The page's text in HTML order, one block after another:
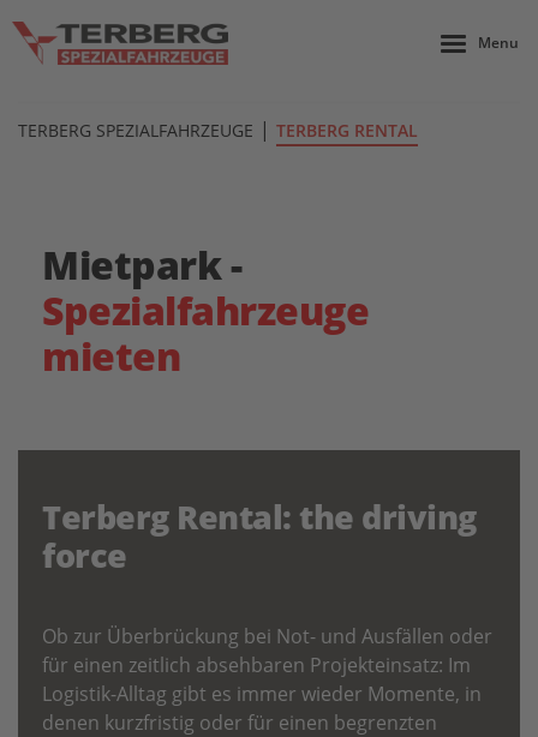
Menu
TERBERG SPEZIALFAHRZEUGE | TERBERG RENTAL
Mietpark -
Spezialfahrzeuge
mieten
Terberg Rental: the driving
force
Ob zur Überbrückung bei Not- und Ausfällen oder
für einen zeitlich absehbaren Projekteinsatz: Im
Logistik-Alltag gibt es immer wieder Momente, in
denen kurzfristig oder für einen begrenzten